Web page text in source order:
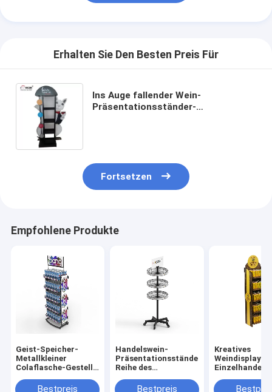
Erhalten Sie Den Besten Preis Für
Ins Auge fallender Wein-
Präsentationsständer-
Fortsetzen
Empfohlene Produkte
Geist-Speicher-
Metallkleiner
Colaflasche-Gestell-
Getränk-Bestpreis
Handelswein-
Präsentationsständer
Reihe des
Runden-Bodens 3 für
Bestpreis
Kreatives
Weindisplay
Einzelhandel,